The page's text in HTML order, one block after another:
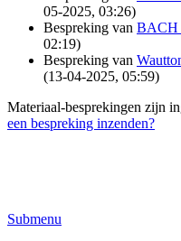
05-2025, 03:26)
Bespreking van BACH
02:19)
Bespreking van
(13-04-2025, 05:59)
Materiaal-besprekingen zijn
een bespreking inzenden?
Submenu